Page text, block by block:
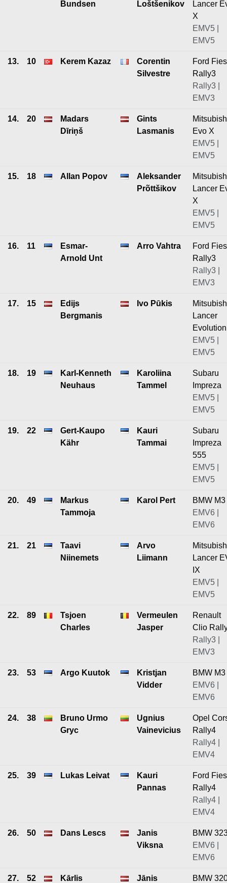
Bundsen Loštšenikov
Lancer
X
EMV5 |
EMV5
13. 10 Kerem Kazaz
Corentin
Silvestre
Ford
Rally3
Rally3 |
EMV3
14. 20
Madars
Dīriņš
Gints
Lasmanis
Evo X
EMV5 |
EMV5
15. 18 Allan Popov
Aleksander
Prõttšikov
Lancer
X
EMV5 |
EMV5
16. 11
Esmar-
Arnold Unt
Arro Vahtra
Ford
Rally3
Rally3 |
EMV3
17. 15
Edijs
Bergmanis
Ivo Pūkis
Lancer
EMV5 |
EMV5
18. 19
Karl-Kenneth
Neuhaus
Karoliina
Tammel
Subaru
Impreza
EMV5 |
EMV5
19. 22
Gert-Kaupo
Kähr
Kauri
Tammai
Subaru
Impreza
555
EMV5 |
EMV5
20. 49
Markus
Tammoja
Karol Pert
BMW M3
EMV6 |
EMV6
21. 21
Taavi
Niinemets
Arvo
Liimann
Lancer
IX
EMV5 |
EMV5
22. 89
Tsjoen
Charles
Vermeulen
Jasper
Renault
Clio
Rally3 |
EMV3
23. 53 Argo Kuutok
Kristjan
Vidder
BMW M3
EMV6 |
EMV6
24. 38
Bruno Urmo
Gryc
Ugnius
Vainevicius
Opel
Rally4
Rally4 |
EMV4
25. 39 Lukas Leivat
Kauri
Pannas
Ford
Rally4
Rally4 |
EMV4
26. 50 Dans Lescs
Janis
Viksna
BMW
EMV6 |
EMV6
27. 52
Kārlis
Jānis
BMW